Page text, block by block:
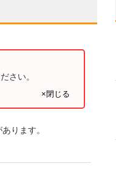
さい。
×閉じる
ります。